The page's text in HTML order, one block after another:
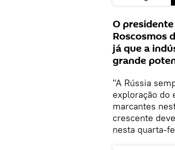
O
Roscosmos
já que a
grande
"A Rússia
exploração do
marcantes
crescente
nesta quarta-